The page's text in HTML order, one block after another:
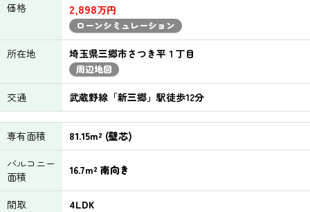
価格 2,898万円
ローンシミュレーション
所在地 埼玉県三郷市さつき平１丁目
周辺地図
交通 武蔵野線「新三郷」駅徒歩12分
専有面積
81.15m² (壁芯)
バルコニー
面積
16.7m² 南向き
間取 4LDK